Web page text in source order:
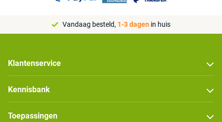
Vandaag besteld, 1-3 dagen in huis
Klantenservice
Kennisbank
Toepassingen